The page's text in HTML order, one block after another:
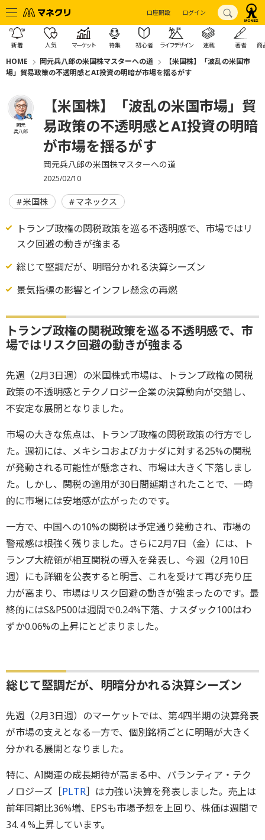
口座開設 ログイン
新着 人気 マーケット 特集 初心者 ライフデザイン 連載 著者 商
HOME 岡元兵八郎の米国株マスターへの道
【米国株】「波乱の米国市
場」貿易政策の不透明感とAI投資の明暗が市場を揺るがす
岡元
兵八郎
【米国株】「波乱の米国市場」貿
易政策の不透明感とAI投資の明暗
が市場を揺るがす
岡元兵八郎の米国株マスターへの道
2025/02/10
米国株 マネックス
トランプ政権の関税政策を巡る不透明感で、市場ではリ
スク回避の動きが強まる
総じて堅調だが、明暗分かれる決算シーズン
景気指標の影響とインフレ懸念の再燃
トランプ政権の関税政策を巡る不透明感で、市
場ではリスク回避の動きが強まる
先週（2月3日週）の米国株式市場は、トランプ政権の関税
政策の不透明感とテクノロジー企業の決算動向が交錯し、
不安定な展開となりました。
市場の大きな焦点は、トランプ政権の関税政策の行方でし
た。週初には、メキシコおよびカナダに対する25%の関税
が発動される可能性が懸念され、市場は大きく下落しまし
た。しかし、関税の適用が30日間延期されたことで、一時
的に市場には安堵感が広がったのです。
一方で、中国への10%の関税は予定通り発動され、市場の
警戒感は根強く残りました。さらに2月7日（金）には、ト
ランプ大統領が相互関税の導入を発表し、今週（2月10日
週）にも詳細を公表すると明言、これを受けて再び売り圧
力が高まり、市場はリスク回避の動きが強まったのです。最
終的にはS&P500は週間で0.24%下落、ナスダック100はわ
ずか0.06%の上昇にとどまりました。
総じて堅調だが、明暗分かれる決算シーズン
先週（2月3日週）のマーケットでは、第4四半期の決算発表
が市場の支えとなる一方で、個別銘柄ごとに明暗が大きく
分かれる展開となりました。
特に、AI関連の成長期待が高まる中、パランティア・テク
ノロジーズ［PLTR］は力強い決算を発表しました。売上は
前年同期比36%増、EPSも市場予想を上回り、株価は週間で
34.４%上昇しています。